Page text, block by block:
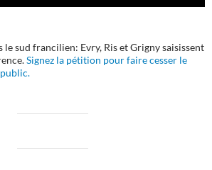
le sud francilien: Evry, Ris et Grigny saisissent
Signez la pétition pour faire cesser le